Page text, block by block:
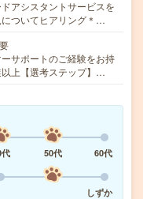
アシスタントサービスを
ついてヒアリング＊…
サポートのご経験をお持
上【選考ステップ】…
50代
60代
しずか